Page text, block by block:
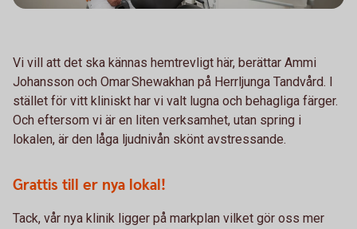
Vi vill att det ska kännas hemtrevligt här, berättar Ammi
Johansson och Omar Shewakhan på Herrljunga Tandvård. I
stället för vitt kliniskt har vi valt lugna och behagliga färger.
Och eftersom vi är en liten verksamhet, utan spring i
lokalen, är den låga ljudnivån skönt avstressande.
Grattis till er nya lokal!
Tack, vår nya klinik ligger på markplan vilket gör oss mer